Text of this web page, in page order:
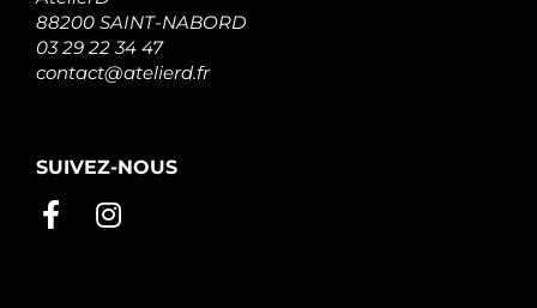
88200 SAINT-NABORD
03 29 22 34 47
contact@atelierd.fr
SUIVEZ-NOUS